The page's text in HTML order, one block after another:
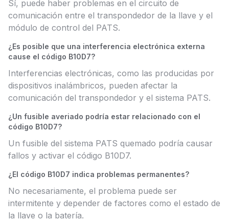
Sí, puede haber problemas en el circuito de
comunicación entre el transpondedor de la llave y el
módulo de control del PATS.
¿Es posible que una interferencia electrónica externa
cause el código B10D7?
Interferencias electrónicas, como las producidas por
dispositivos inalámbricos, pueden afectar la
comunicación del transpondedor y el sistema PATS.
¿Un fusible averiado podría estar relacionado con el
código B10D7?
Un fusible del sistema PATS quemado podría causar
fallos y activar el código B10D7.
¿El código B10D7 indica problemas permanentes?
No necesariamente, el problema puede ser
intermitente y depender de factores como el estado de
la llave o la batería.